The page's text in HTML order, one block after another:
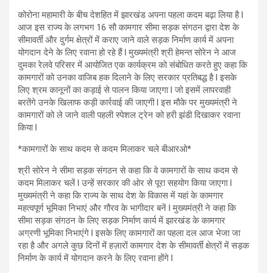
कोरोना महामारी के बीच देशहित में झारखंड अपना पहला कदम बढ़ा लिया है l
आज इस राज्य के लगभग 16 सौ कामगार सीमा सड़क संगठन द्वारा देश के
सीमावर्ती और दुर्गम क्षेत्रों में कराए जाने वाले सड़क निर्माण कार्य में अपना
योगदान देने के लिए रवाना हो रहे हैं l मुख्यमंत्री श्री हेमन्त सोरेन ने आज
दुमका रेलवे परिसर में आयोजित एक कार्यक्रम को संबोधित करते हुए कहा कि
कामगारों को उनका वाजिब हक दिलाने के लिए सरकार प्रतिबद्ध है l इसके
लिए श्रम कानूनों का कड़ाई से पालन किया जाएगा l जो इसमें लापरवाही
बरतेंगे उनके खिलाफ कड़ी कार्रवाई की जाएगी l इस मौके पर मुख्यमंत्री ने
कामगारों को ले जाने वाली पहली स्पेशल ट्रेन को हरी झंडी दिखाकर रवाना
किया l
*कामगारों के साथ कदम से कदम मिलाकर चले बीआरओ*
श्री सोरेन ने सीमा सड़क संगठन से कहा कि वे कामगारों के साथ कदम से
कदम मिलाकर चलें l उन्हें सरकार की ओर से पूरा सहयोग किया जाएगा l
मुख्यमंत्री ने कहा कि राज्य के साथ देश के विकास में यहां के कामगार
महत्वपूर्ण भूमिका निभाएं और गौरव के भागीदार बनें l मुख्यमंत्री ने कहा कि
सीमा सड़क संगठन के लिए सड़क निर्माण कार्य में झारखंड के कामगार
अग्रणी भूमिका निभाएंगे l इसके लिए कामगारों का पहला दल आज भेजा जा
रहा है और अगले कुछ दिनों में हज़ारों कामगार देश के सीमावर्ती क्षेत्रों में सड़क
निर्माण के कार्य में योगदान करने के लिए रवाना होंगे l